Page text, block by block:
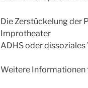
Die Zerstückelung der
Improtheater
ADHS oder dissoziales
Weitere Informationen